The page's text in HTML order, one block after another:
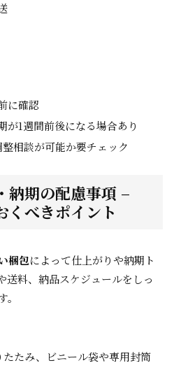
に確認
が1週間前後になる場合あり
相談が可能か要チェック
納期の配慮事項 –
くべきポイント
梱包によって仕上がりや納期ト
送料、納品スケジュールをしっ
たみ、ビニール袋や専用封筒